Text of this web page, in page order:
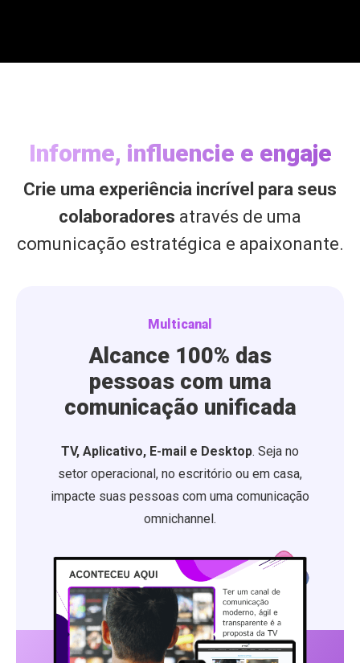
Informe, influencie e engaje
Crie uma experiência incrível para seus
colaboradores através de uma
comunicação estratégica e apaixonante.
Multicanal
Alcance 100% das
pessoas com uma
comunicação unificada
TV, Aplicativo, E-mail e Desktop. Seja no
setor operacional, no escritório ou em casa,
impacte suas pessoas com uma comunicação
omnichannel.